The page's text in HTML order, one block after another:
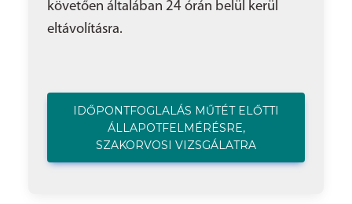
követően általában 24 órán belül kerül
eltávolításra.
IDŐPONTFOGLALÁS MŰTÉT ELŐTTI
ÁLLAPOTFELMÉRÉSRE,
SZAKORVOSI VIZSGÁLATRA